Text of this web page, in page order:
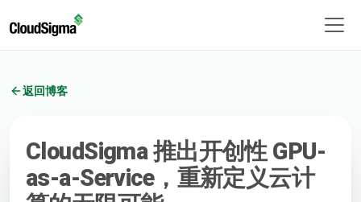
返回博客
CloudSigma 推出开创性 GPU-
as-a-Service，重新定义云计